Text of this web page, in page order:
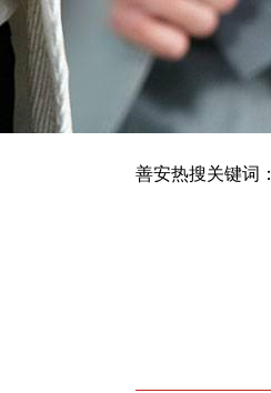
善安热搜关键词：